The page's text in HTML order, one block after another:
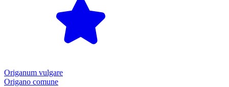
Origanum vulgare
Origano comune